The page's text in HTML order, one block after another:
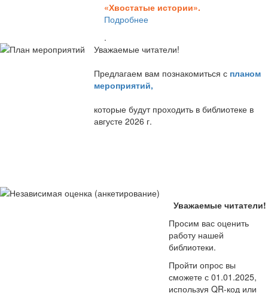
«Хвостатые истории».
Подробнее
.
Уважаемые читатели!
Предлагаем вам познакомиться с планом
мероприятий,
которые будут проходить в библиотеке в
августе 2026 г.
Уважаемые читатели!
Просим вас оценить
работу нашей
библиотеки.
Пройти опрос вы
сможете с 01.01.2025,
используя QR-код или